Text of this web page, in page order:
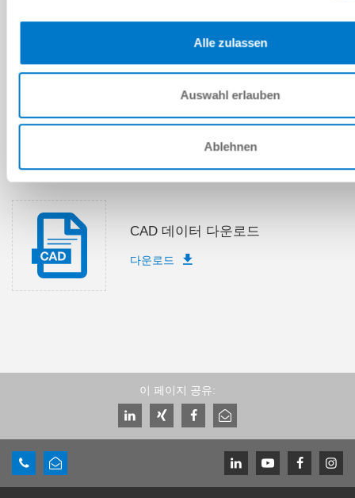
Alle zulassen
Auswahl erlauben
Ablehnen
설치 및 작동 지침
CAD 데이터 다운로드
다운로드
이 페이지 공유: